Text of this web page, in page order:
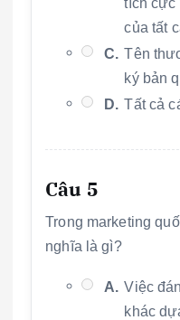
tích cực
của tất
C. Tên
ký bản
D. Tất cả
Câu 5
Trong marketing
nghĩa là gì?
A. Việc
khác